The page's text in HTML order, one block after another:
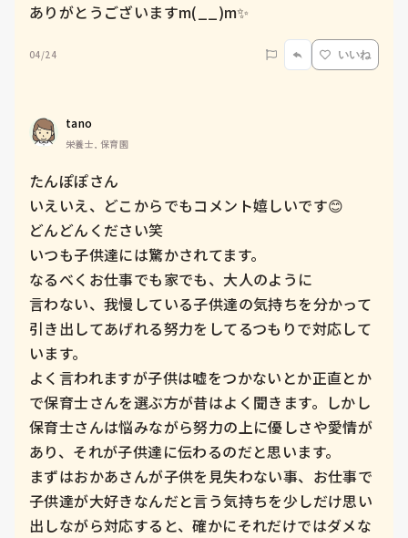
ありがとうございますm(__)m✨
04/24 いいね
tano
栄養士, 保育園
たんぽぽさん
いえいえ、どこからでもコメント嬉しいです😊
どんどんください笑
いつも子供達には驚かされてます。
なるべくお仕事でも家でも、大人のように
言わない、我慢している子供達の気持ちを分かって
引き出してあげれる努力をしてるつもりで対応して
います。
よく言われますが子供は嘘をつかないとか正直とか
で保育士さんを選ぶ方が昔はよく聞きます。しかし
保育士さんは悩みながら努力の上に優しさや愛情が
あり、それが子供達に伝わるのだと思います。
まずはおかあさんが子供を見失わない事、お仕事で
子供達が大好きなんだと言う気持ちを少しだけ思い
出しながら対応すると、確かにそれだけではダメな